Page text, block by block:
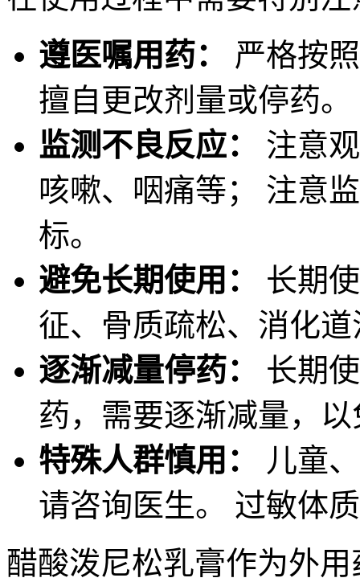
遵医嘱用药：
严格按
擅自更改剂量或停药。
监测不良反应：
注意
咳嗽、咽痛等； 注意
标。
避免长期使用：
长期
征、骨质疏松、消化
逐渐减量停药：
长期
药，需要逐渐减量，
特殊人群慎用：
儿童
请咨询医生。 过敏体
醋酸泼尼松乳膏作为外